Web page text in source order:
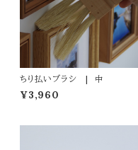
ちり払いブラシ | 中
¥3,960